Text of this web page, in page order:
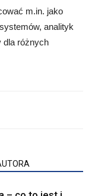
m.in. jako
analityk
dla różnych